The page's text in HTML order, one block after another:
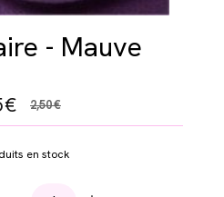
- Mauve
€ 2,50€
en stock